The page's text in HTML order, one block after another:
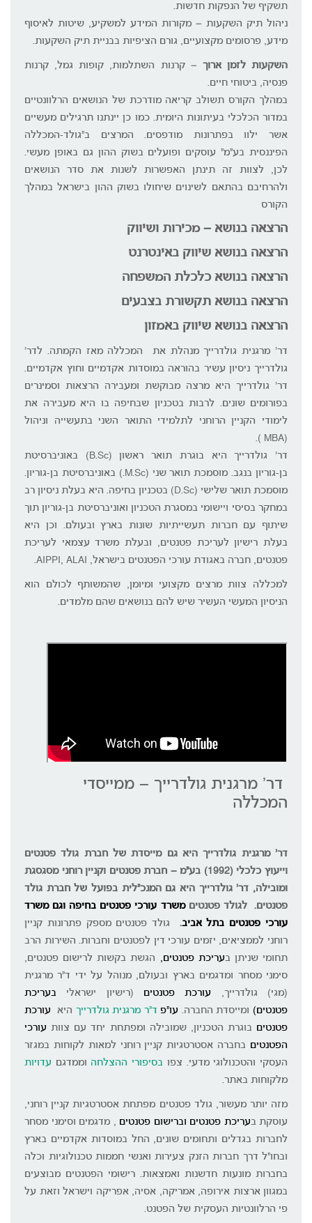
תשקיף של הנפקות חדשות.
ניהול תיק השקעות – מקורות המידע למשקיע, שיטות לאיסוף
מידע, פרסומים מקצועיים, גורם הציפיות בבניית תיק השקעות.
השקעות לזמן ארוך – קרנות השתלמות, קופות גמל, קרנות
פנסיה, ביטוחי חיים.
במהלך הקורס תשולב קריאה מודרכת של הנושאים הרלוונטיים
במדור הכלכלי בעיתונות היומית. כמו כן יינתנו תרגילים מעשיים
אשר ילוו בפתרונות מודפסים. המרצים ב"גולד-המכללה
הפיננסית בע"מ" עוסקים ופועלים בשוק ההון גם באופן מעשי.
לכן, לצוות זה תינתן האפשרות לשנות את סדר הנושאים
ולהרחיבם בהתאם לשינוים שיחולו בשוק ההון בישראל במהלך
הקורס
הרצאה בנושא – מכירות ושיווק
הרצאה בנושא שיווק באינטרנט
הרצאה בנושא כלכלת המשפחה
הרצאה בנושא תקשורת בצבעים
הרצאה בנושא שיווק באמזון
דר' מרגנית גולדרייך מנהלת את המכללה מאז הקמתה. לדר'
גולדרייך ניסיון עשיר בהוראה במוסדות אקדמיים וחוץ אקדמיים.
דר' גולדרייך היא מרצה מבוקשת ומעבירה הרצאות וסמינרים
בפורומים שונים. לרבות בטכניון שבחיפה בו היא מעבירה את
לימודי הקניין הרוחני לתלמידי התואר השני בתעשייה וניהול
(MBA ).
דר' גולדרייך היא בוגרת תואר ראשון (B.Sc) באוניברסיטת
בן-גוריון בנגב. מוסמכת תואר שני (M.Sc.) באוניברסיטת בן-גוריון.
מוסמכת תואר שלישי (D.Sc) בטכניון בחיפה. היא בעלת ניסיון רב
במחקר בסיסי ויישומי במסגרת הטכניון ואוניברסיטת בן-גוריון תוך
שיתוף עם חברות תעשייתיות שונות בארץ ובעולם. וכן היא
בעלת רישיון לעריכת פטנטים, ובעלת משרד עצמאי לעריכת
פטנטים, חברה באגודת עורכי הפטנטים בישראל, AIPPI, ALAI.
למכללה צוות מרצים מקצועי ומיומן, שהמשותף לכולם הוא
הניסיון המעשי העשיר שיש להם בנושאים שהם מלמדים.
דר' מרגנית גולדרייך – ממייסדי
המכללה
דר' מרגנית גולדרייך היא גם מייסדת של חברת גולד פטנטים
וייעוץ כלכלי (1992) בע"מ – חברת פטנטים וקניין רוחני מסגסגת
ומובילה, דר' גולדרייך היא גם המנכ"לית בפועל של חברת גולד
פטנטים. לגולד פטנטיםמשרד עורכי פטנטים בחיפהוגםמשרד
עורכי פטנטים בתל אביב.
גולד פטנטים מספק פתרונות קניין
רוחני לממציאים, יזמים עורכי דין לפטנטים וחברות. השירות הרב
תחומי שניתן בעריכת פטנטים, הגשת בקשות לרישום פטנטים,
סימני מסחר ומדגמים בארץ ובעולם, מנוהל על ידי ד"ר מרגנית
(מגי) גולדרייך, עורכת פטנטים (רישיון ישראלי בעריכת
פטנטים) ומייסדת החברה. עו"פ ד"ר מרגנית גולדרייך היא עורכת
פטנטים בוגרת הטכניון, שמובילה ומפתחת יחד עם צוות עורכי
הפטנטים בחברה אסטרטגיות קניין רוחני למאות לקוחות במגזר
העסקי והטכנולוגי מדעי. צפו בסיפורי ההצלחה וממדגם עדויות
מלקוחות באתר.
מזה יותר מעשור, גולד פטנטים מפתחת אסטרטגיות קניין רוחני,
עוסקת בעריכת פטנטים וברישום פטנטים , מדגמים וסימני מסחר
לחברות בגדלים ותחומים שונים, החל במוסדות אקדמיים בארץ
ובחו"ל דרך חברות הזנק צעירות ואנשי חממות טכנולוגיות וכלה
בחברות מונעות חדשנות ואמצאות. רישומי הפטנטים מבוצעים
במגוון ארצות אירופה, אמריקה, אסיה, אפריקה וישראל וזאת על
פי הרלוונטיות העסקית של הפטנט.